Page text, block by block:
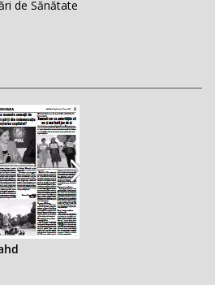
de Sănătate